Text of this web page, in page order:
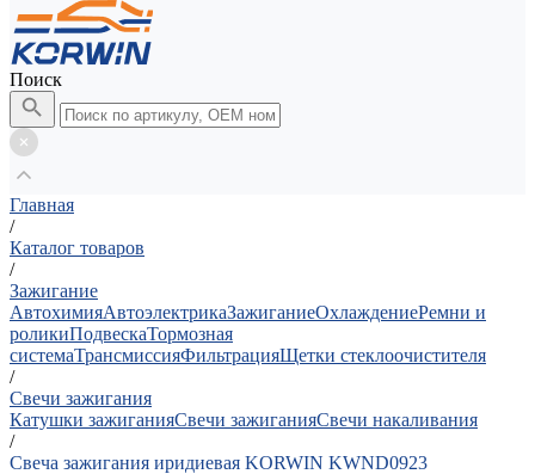
Поиск
Главная
/
Каталог товаров
/
Зажигание
АвтохимияАвтоэлектрикаЗажиганиеОхлаждениеРемни и
роликиПодвескаТормозная
системаТрансмиссияФильтрацияЩетки стеклоочистителя
/
Свечи зажигания
Катушки зажиганияСвечи зажиганияСвечи накаливания
/
Свеча зажигания иридиевая KORWIN KWND0923